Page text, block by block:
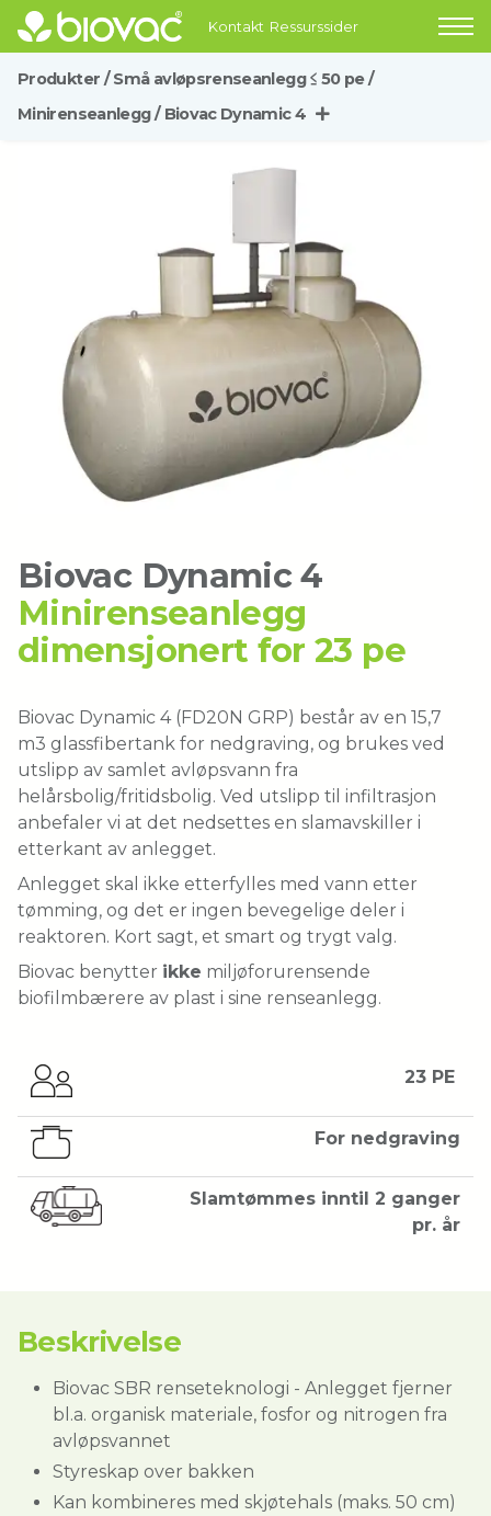
Kontakt Ressurssider
Produkter / Små avløpsrenseanlegg ≤ 50 pe/
Minirenseanlegg/ Biovac Dynamic 4
Biovac Dynamic 1
Biovac Dynamic 2
Biovac Dynamic 3
Biovac Dynamic 4
Biovac Dynamic 6
Biovac Dynamic 8
Biovac Dynamic 10
Biovac Inhouse 1
Biovac Standard 1
Biovac Dynamic 4
Minirenseanlegg
dimensjonert for 23 pe
Biovac Dynamic 4 (FD20N GRP) består av en 15,7
m3 glassfibertank for nedgraving, og brukes ved
utslipp av samlet avløpsvann fra
helårsbolig/fritidsbolig. Ved utslipp til infiltrasjon
anbefaler vi at det nedsettes en slamavskiller i
etterkant av anlegget.
Anlegget skal ikke etterfylles med vann etter
tømming, og det er ingen bevegelige deler i
reaktoren. Kort sagt, et smart og trygt valg.
Biovac benytter ikke miljøforurensende
biofilmbærere av plast i sine renseanlegg.
23 PE
For nedgraving
Slamtømmes inntil 2 ganger
pr. år
Beskrivelse
Biovac SBR renseteknologi - Anlegget fjerner
bl.a. organisk materiale, fosfor og nitrogen fra
avløpsvannet
Styreskap over bakken
Kan kombineres med skjøtehals (maks. 50 cm)